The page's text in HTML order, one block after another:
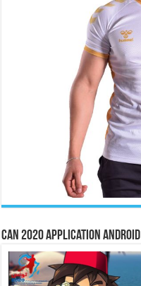
CAN 2020 Application Android